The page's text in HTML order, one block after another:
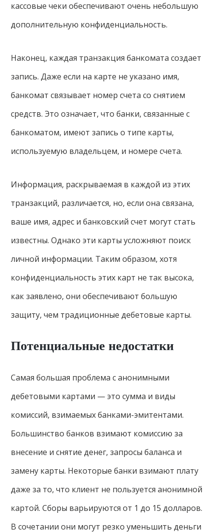
кассовые чеки обеспечивают очень небольшую
дополнительную конфиденциальность.
Наконец, каждая транзакция банкомата создает
запись. Даже если на карте не указано имя,
банкомат связывает номер счета со снятием
средств. Это означает, что банки, связанные с
банкоматом, имеют запись о типе карты,
используемую владельцем, и номере счета.
Информация, раскрываемая в каждой из этих
транзакций, различается, но, если она связана,
ваше имя, адрес и банковский счет могут стать
известны. Однако эти карты усложняют поиск
личной информации. Таким образом, хотя
конфиденциальность этих карт не так высока,
как заявлено, они обеспечивают большую
защиту, чем традиционные дебетовые карты.
Потенциальные недостатки
Самая большая проблема с анонимными
дебетовыми картами — это сумма и виды
комиссий, взимаемых банками-эмитентами.
Большинство банков взимают комиссию за
внесение и снятие денег, запросы баланса и
замену карты. Некоторые банки взимают плату
даже за то, что клиент не пользуется анонимной
картой. Сборы варьируются от 1 до 15 долларов.
В сочетании они могут резко уменьшить деньги